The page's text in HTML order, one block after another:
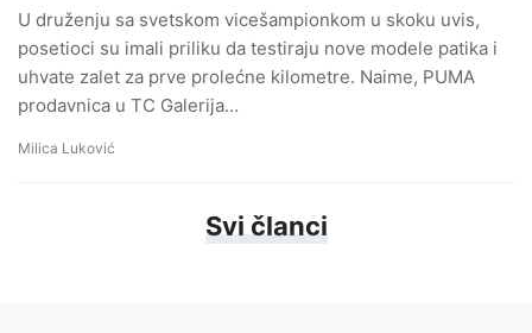
U druženju sa svetskom vicešampionkom u skoku uvis,
posetioci su imali priliku da testiraju nove modele patika i
uhvate zalet za prve prolećne kilometre. Naime, PUMA
prodavnica u TC Galerija…
Milica Luković
Svi članci